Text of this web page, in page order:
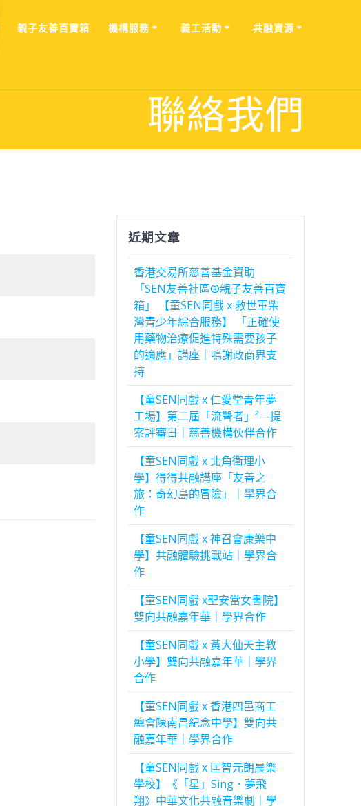
親⼦友善百寶箱 機構服務 義工活動 共融資源
聯絡我們
近期文章
香港交易所慈善基金資助
「SEN友善社區®親子友善百寶
箱」 【童SEN同戲 x 救世軍柴
灣青少年綜合服務】 「正確使
用藥物治療促進特殊需要孩子
的適應」講座｜鳴謝政商界支
持
【童SEN同戲 x 仁愛堂青年夢
工場】第二屆「流聲者」²—提
案評審日｜慈善機構伙伴合作
【童SEN同戲 x 北角衛理小
學】得得共融講座「友善之
旅：奇幻島的冒險」｜學界合
作
【童SEN同戲 x 神召會康樂中
學】共融體驗挑戰站｜學界合
作
【童SEN同戲 x聖安當女書院】
雙向共融嘉年華｜學界合作
【童SEN同戲 x 黃大仙天主教
小學】雙向共融嘉年華｜學界
合作
【童SEN同戲 x 香港四邑商工
總會陳南昌紀念中學】雙向共
融嘉年華｜學界合作
【童SEN同戲 x 匡智元朗晨樂
學校】《「星」Sing．夢飛
翔》中華文化共融音樂劇｜學